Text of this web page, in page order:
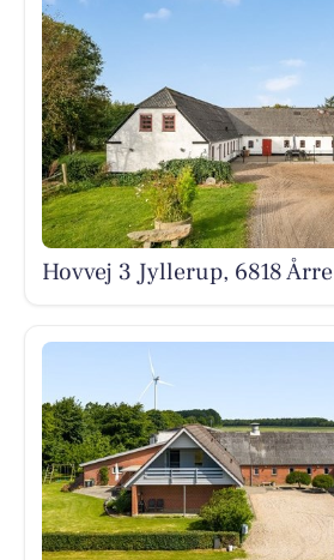
Hovvej 3 Jyllerup, 6818 Årre